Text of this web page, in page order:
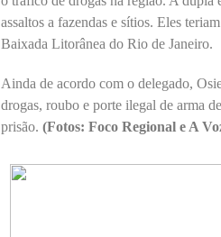
assaltos a fazendas e sítios. Eles
Baixada Litorânea do Rio de Janeiro.
Ainda de acordo com o delegado,
drogas, roubo e porte ilegal de arma
prisão. (Fotos: Foco Regional e A